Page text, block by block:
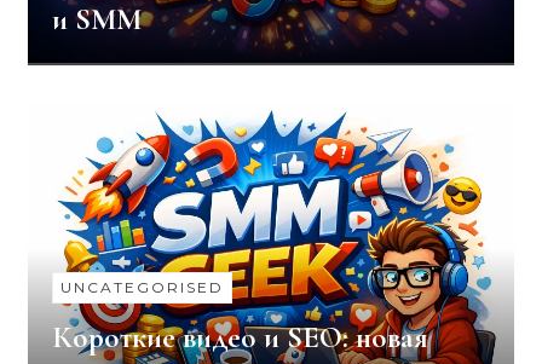
и SMM
UNCATEGORISED
Короткие видео и SEO: новая